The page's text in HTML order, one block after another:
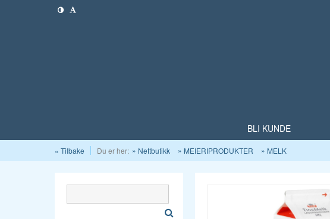
BLI KUNDE
« Tilbake Du er her: Nettbutikk MEIERIPRODUKTER MELK